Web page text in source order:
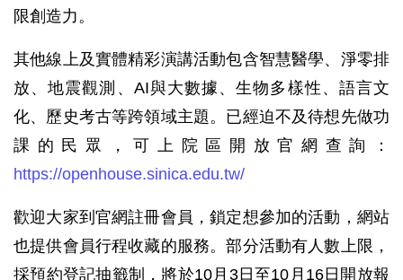
限創造力。
其他線上及實體精彩演講活動包含智慧醫學、淨零排
放、地震觀測、AI與大數據、生物多樣性、語言文
化、歷史考古等跨領域主題。已經迫不及待想先做功
課的民眾，可上院區開放官網查詢：
https://openhouse.sinica.edu.tw/
歡迎大家到官網註冊會員，鎖定想參加的活動，網站
也提供會員行程收藏的服務。部分活動有人數上限，
採預約登記抽籤制，將於10月3日至10月16日開放報